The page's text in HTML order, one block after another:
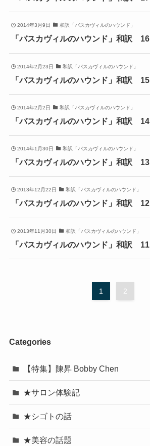
2014年3月9日 和訳「バスカヴィルのハウンド」
「バスカヴィルのハウンド」和訳 16
2014年2月23日 和訳「バスカヴィルのハウンド」
「バスカヴィルのハウンド」和訳 15
2014年2月2日 和訳「バスカヴィルのハウンド」
「バスカヴィルのハウンド」和訳 14
2014年1月30日 和訳「バスカヴィルのハウンド」
「バスカヴィルのハウンド」和訳 13
2013年12月22日 和訳「バスカヴィルのハウンド」
「バスカヴィルのハウンド」和訳 12
2013年11月30日 和訳「バスカヴィルのハウンド」
「バスカヴィルのハウンド」和訳 11
1 2
Categories
【特集】陳昇 Bobby Chen
★サロン体験記
★シゴトの話
★美容の話題